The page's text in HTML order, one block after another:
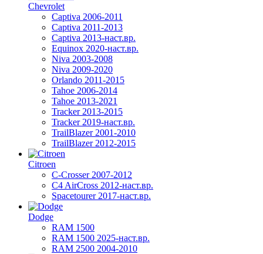
Chevrolet
Captiva 2006-2011
Captiva 2011-2013
Captiva 2013-наст.вр.
Equinox 2020-наст.вр.
Niva 2003-2008
Niva 2009-2020
Orlando 2011-2015
Tahoe 2006-2014
Tahoe 2013-2021
Tracker 2013-2015
Tracker 2019-наст.вр.
TrailBlazer 2001-2010
TrailBlazer 2012-2015
Citroen
C-Crosser 2007-2012
C4 AirCross 2012-наст.вр.
Spacetourer 2017-наст.вр.
Dodge
RAM 1500
RAM 1500 2025-наст.вр.
RAM 2500 2004-2010